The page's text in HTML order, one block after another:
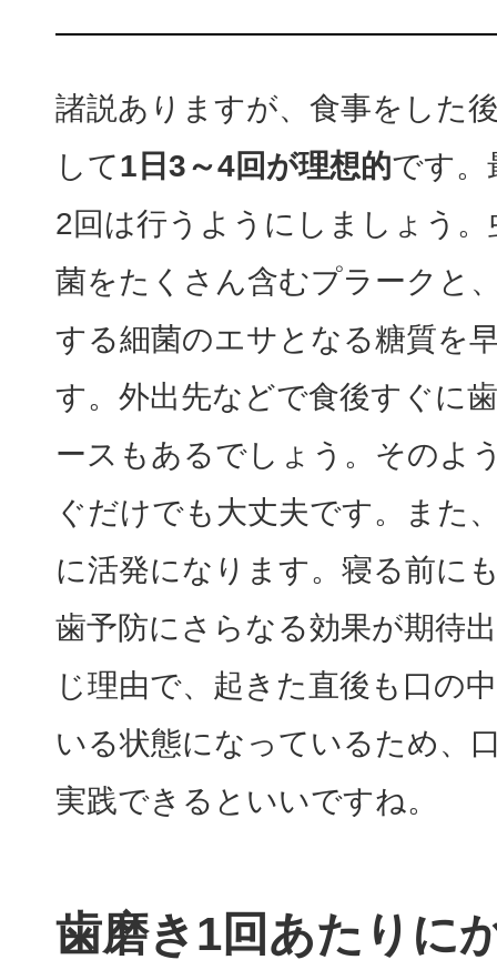
諸説ありますが、食事をした
して1日3～4回が理想的です。
2回は行うようにしましょう
菌をたくさん含むプラークと
する細菌のエサとなる糖質を
す。外出先などで食後すぐに
ースもあるでしょう。そのよ
ぐだけでも大丈夫です。また
に活発になります。寝る前に
歯予防にさらなる効果が期待
じ理由で、起きた直後も口の
いる状態になっているため、
実践できるといいですね。
歯磨き1回あたりに